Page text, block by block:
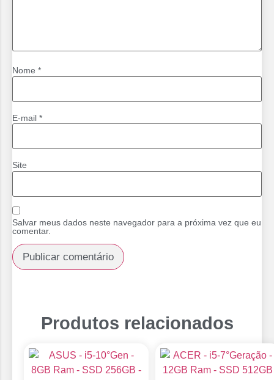
Nome *
E-mail *
Site
Salvar meus dados neste navegador para a próxima vez que eu
comentar.
Produtos relacionados